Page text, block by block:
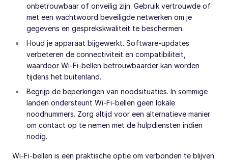
onbetrouwbaar of onveilig zijn. Gebruik vertrouwde of
met een wachtwoord beveiligde netwerken om je
gegevens en gesprekskwaliteit te beschermen.
Houd je apparaat bijgewerkt. Software-updates
verbeteren de connectiviteit en compatibiliteit,
waardoor Wi-Fi-bellen betrouwbaarder kan worden
tijdens het buitenland.
Begrijp de beperkingen van noodsituaties. In sommige
landen ondersteunt Wi-Fi-bellen geen lokale
noodnummers. Zorg altijd voor een alternatieve manier
om contact op te nemen met de hulpdiensten indien
nodig.
Wi-Fi-bellen is een praktische optie om verbonden te blijven